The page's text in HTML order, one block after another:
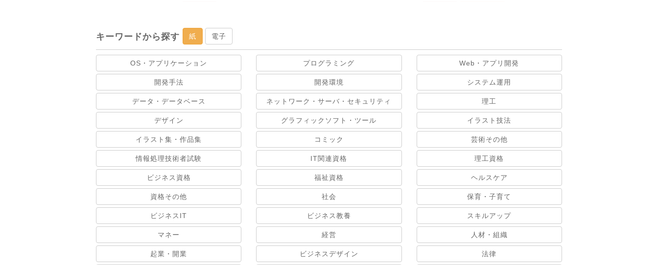
キーワードから探す 紙 電子
OS・アプリケーション プログラミング Web・アプリ開発
開発手法 開発環境 システム運用
データ・データベース ネットワーク・サーバ・セキュリティ 理工
デザイン グラフィックソフト・ツール イラスト技法
イラスト集・作品集 コミック 芸術その他
情報処理技術者試験 IT関連資格 理工資格
ビジネス資格 福祉資格 ヘルスケア
資格その他 社会 保育・子育て
ビジネスIT ビジネス教養 スキルアップ
マネー 経営 人材・組織
起業・開業 ビジネスデザイン 法律